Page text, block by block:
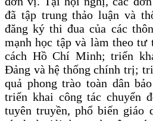
đã tập trung thảo luận và
đăng ký thi đua của các
mạnh học tập và làm theo tư
cách Hồ Chí Minh; triển
Đảng và hệ thống chính trị;
quả phong trào toàn dân
triển khai công tác chuyển
tuyên truyền, phổ biến giáo